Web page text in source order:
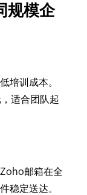
规模企
培训成本。
适合团队起
邮箱在全
稳定送达。